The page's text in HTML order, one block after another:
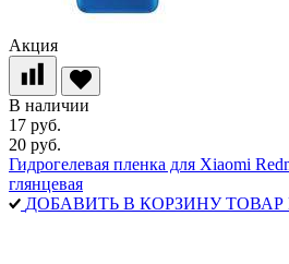
Акция
В наличии
17 руб.
20 руб.
Гидрогелевая пленка для Xiaomi
глянцевая
ДОБАВИТЬ В КОРЗИНУ ТОВАР